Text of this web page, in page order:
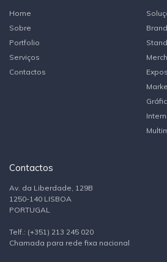
Home
Sobre
Portfolio
Serviços
Contactos
Contactos
Av. da Liberdade, 129B
1250-140 LISBOA
PORTUGAL
Telf.: (+351) 213 245 020
Chamada para rede fixa nacional